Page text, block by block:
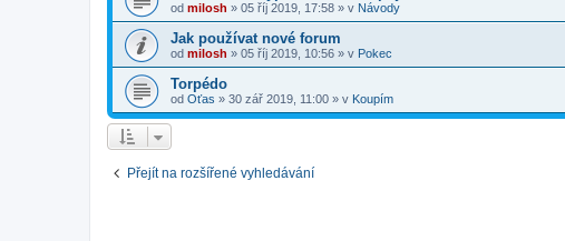
od milosh » 05 říj 2019, 17:58 » v Návody
Jak používat nové forum
od milosh » 05 říj 2019, 10:56 » v Pokec
Torpédo
od Oťas » 30 zář 2019, 11:00 » v Koupím
Přejít na rozšířené vyhledávání